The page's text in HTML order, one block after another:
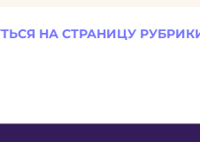
НА СТРАНИЦУ